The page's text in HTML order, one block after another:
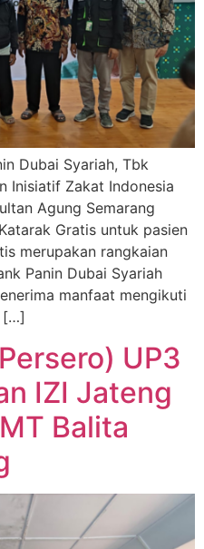
Dubai Syariah, Tbk
Inisiatif Zakat Indonesia
Agung Semarang
Gratis untuk pasien
merupakan rangkaian
Panin Dubai Syariah
manfaat mengikuti
[…]
UP3
IZI Jateng
Balita